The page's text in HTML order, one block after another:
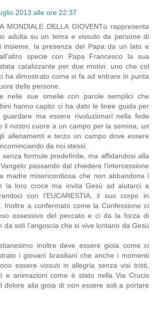
2013 alle ore 22:37
MONDIALE DELLA GIOVENTù rappresenta
adulta su un tema e vissuto da persone di
insieme. la presenza del Papa da un lato e
specie con Papa Francesco la sua
catalizzante per due motivi: uno che col
ha dimostrato come si fa ad entrare in punta
delle persone.
nelle sue omelie con parole semplici che
hanno capito ci ha dato le linee guida per
ma essere rivoluzionari nella fede
il nostro cuore a un campo per la semina, un
allenamenti e terzo un campo dove essere
da noi stessi.
senza formule predefinite, ma affidandosi alla
passando dal chiedere l'intercessione
madre misericordiosa che non abbandona i
la loro croce ma invita Gesù ad aiutarci a
con l'EUCARESTIA, il suo corpo in
Inoltre a confermato come la Confessione ci
ossessivo del peccato e ci da la forza di
da soli l'angoscia che si vive lontano da Gesù
inoltre deve essere gioia come ci
i giovani brasiliani che anche i momenti
essere vissuti in allegria senza visi tristi,
e animazioni come è stato nella Via Crucis
dolore alla gioia di non essere soli a portare